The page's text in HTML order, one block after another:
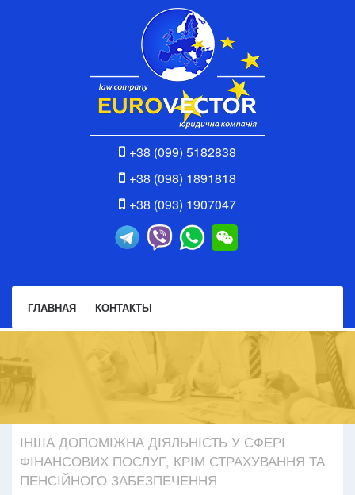
+38 (099) 5182838
+38 (098) 1891818
+38 (093) 1907047
ГЛАВНАЯ КОНТАКТЫ
ІНША ДОПОМІЖНА ДІЯЛЬНІСТЬ У СФЕРІ
ФІНАНСОВИХ ПОСЛУГ, КРІМ СТРАХУВАННЯ ТА
ПЕНСІЙНОГО ЗАБЕЗПЕЧЕННЯ